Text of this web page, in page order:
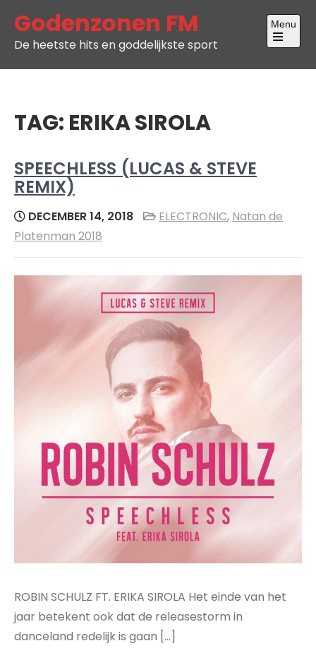
content
Godenzonen FM
De heetste hits en goddelijkste sport
Menu
Open
main
TAG: ERIKA SIROLA
SPEECHLESS (LUCAS & STEVE
REMIX)
DECEMBER 14, 2018 ELECTRONIC, Natan de
Platenman 2018
ROBIN SCHULZ FT. ERIKA SIROLA Het einde van het
jaar betekent ook dat de releasestorm in
danceland redelijk is gaan […]